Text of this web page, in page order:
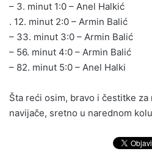
– 3. minut 1:0 – Anel Halkić
. 12. minut 2:0 – Armin Balić
– 33. minut 3:0 – Armin Balić
– 56. minut 4:0 – Armin Balić
– 82. minut 5:0 – Anel Halki
Šta reći osim, bravo i čestitke
navijače, sretno u narednom